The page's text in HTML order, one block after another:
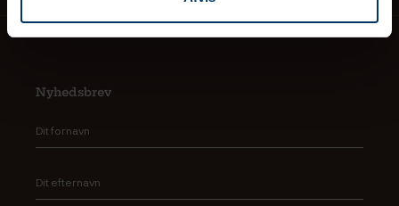
Nyhedsbrev